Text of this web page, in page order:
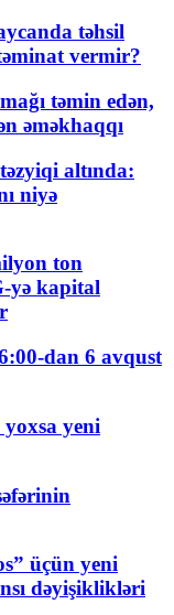
təhsil
vermir?
təmin edən,
əməkhaqqı
altında:
niyə
ton
yə kapital
dan 6 avqust
yeni
üçün yeni
dəyişiklikləri